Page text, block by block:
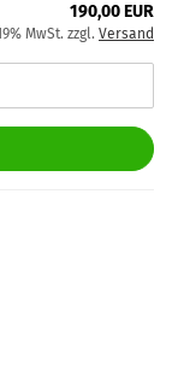
190,00 EUR
MwSt. zzgl. Versand